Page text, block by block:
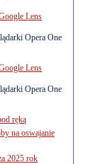
Lens
Opera One
Lens
Opera One
ręką
na oswajanie
2025 rok